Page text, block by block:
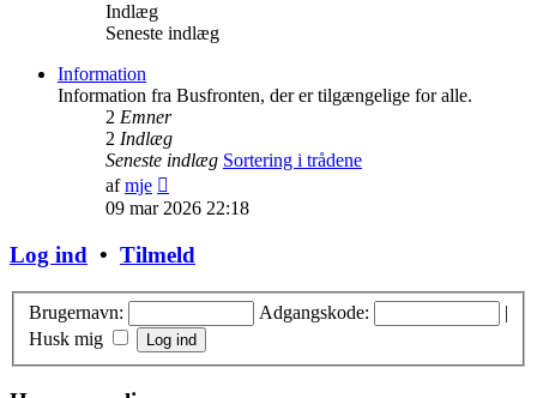
Indlæg
Seneste indlæg
Information
Information fra Busfronten, der er tilgængelige for alle.
2 Emner
2 Indlæg
Seneste indlæg Sortering i trådene
afmje
det
indlæg
09 mar 2026 22:18
Log ind • Tilmeld
Brugernavn: Adgangskode:
|
Husk mig